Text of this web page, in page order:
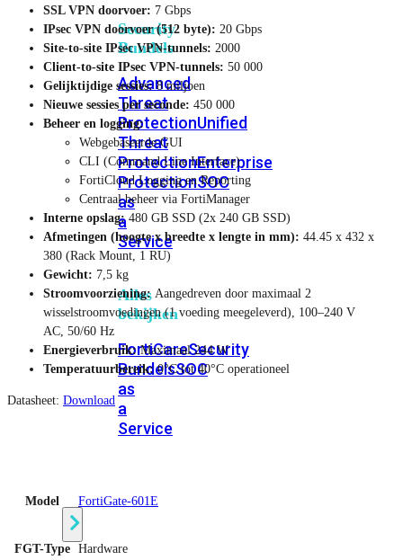
Security
Bundels
Advanced
Threat
ProtectionUnified
Threat
ProtectionEnterprise
ProtectionSOC
as
a
Service
Alles
bekijken
FortiCareSecurity
BundelsSOC
as
a
Service
Beveiliging
SSL VPN doorvoer: 7 Gbps
IPsec VPN doorvoer (512 byte): 20 Gbps
Site-to-site IPsec VPN-tunnels: 2000
Client-to-site IPsec VPN-tunnels: 50 000
Gelijktijdige sessies:8 miljoen
Nieuwe sessies per seconde: 450 000
Beheer en logging:
Webgebaseerde GUI
CLI (Command Line Interface)
FortiCloud Logging en Reporting
Centraal beheer via FortiManager
Interne opslag: 480 GB SSD (2x 240 GB SSD)
Afmetingen (hoogte x breedte x lengte in mm): 44.45 x 432 x
380 (Rack Mount, 1 RU)
Gewicht: 7,5 kg
Stroomvoorziening: Aangedreven door maximaal 2
wisselstroomvoedingen (1 voeding meegeleverd), 100–240 V
AC, 50/60 Hz
Energieverbruik:Maximaal 244 W
Temperatuurbereik: 0°C tot 40°C operationeel
Datasheet: Download
Model FortiGate-601E
FGT-Type Hardware